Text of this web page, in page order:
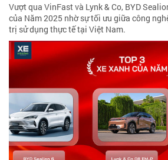
Vượt qua VinFast và Lynk & Co, BYD
của Năm 2025 nhờ sự tối ưu giữa công
trị sử dụng thực tế tại Việt Nam.